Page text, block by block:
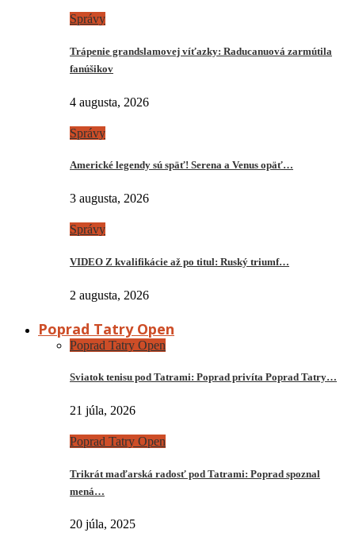
Správy
Trápenie grandslamovej víťazky: Raducanuová zarmútila
fanúšikov
4 augusta, 2026
Správy
Americké legendy sú späť! Serena a Venus opäť…
3 augusta, 2026
Správy
VIDEO Z kvalifikácie až po titul: Ruský triumf…
2 augusta, 2026
Poprad Tatry Open
Poprad Tatry Open
Sviatok tenisu pod Tatrami: Poprad privíta Poprad Tatry…
21 júla, 2026
Poprad Tatry Open
Trikrát maďarská radosť pod Tatrami: Poprad spoznal
mená…
20 júla, 2025